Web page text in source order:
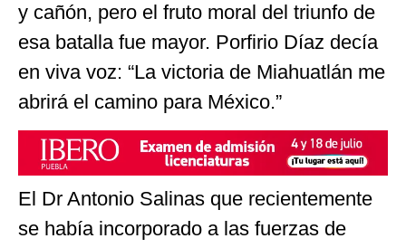
y cañón, pero el fruto moral del triunfo de
esa batalla fue mayor. Porfirio Díaz decía
en viva voz: “La victoria de Miahuatlán me
abrirá el camino para México.”
El Dr Antonio Salinas que recientemente
se había incorporado a las fuerzas de